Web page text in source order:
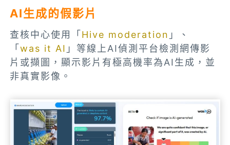
AI生成的假影片
查核中心使用「 Hive moderation 」、
「was it AI 」等線上AI偵測平台檢測網傳影
片或擷圖，顯示影片有極高機率為AI生成，並
非真實影像。